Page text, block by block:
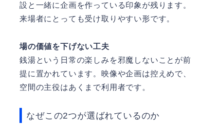
設と一緒に企画を作っている印象が残ります。
来場者にとっても受け取りやすい形です。
場の価値を下げない工夫
銭湯という日常の楽しみを邪魔しないことが前
提に置かれています。映像や企画は控えめで、
空間の主役はあくまで利用者です。
なぜこの2つが選ばれているのか